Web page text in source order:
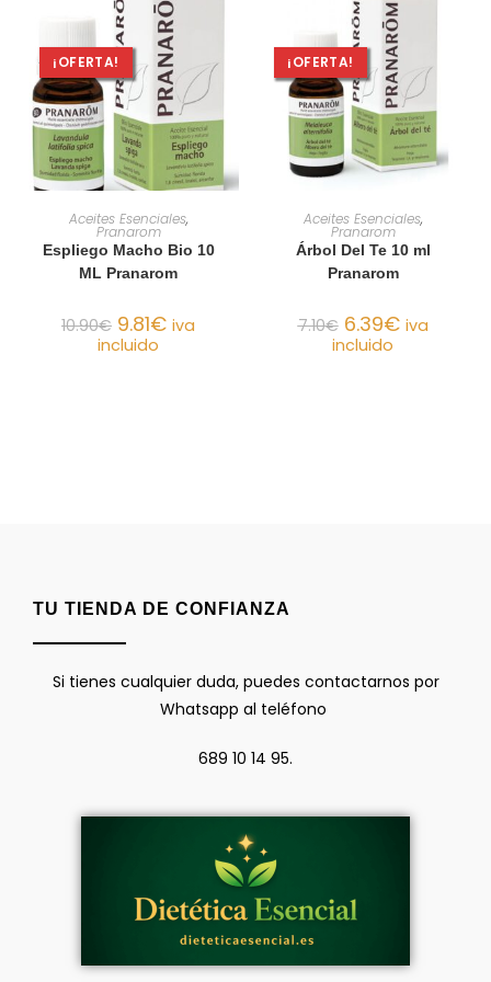
¡OFERTA!
AÑADIR AL CARRITO
Aceites Esenciales,
Pranarom
Espliego Macho Bio 10
ML Pranarom
10.90€ 9.81€ iva
incluido
¡OFERTA!
AÑADIR AL CARRITO
Aceites Esenciales,
Pranarom
Árbol Del Te 10 ml
Pranarom
7.10€ 6.39€ iva
incluido
TU TIENDA DE CONFIANZA
Si tienes cualquier duda, puedes contactarnos por
Whatsapp al teléfono
689 10 14 95.